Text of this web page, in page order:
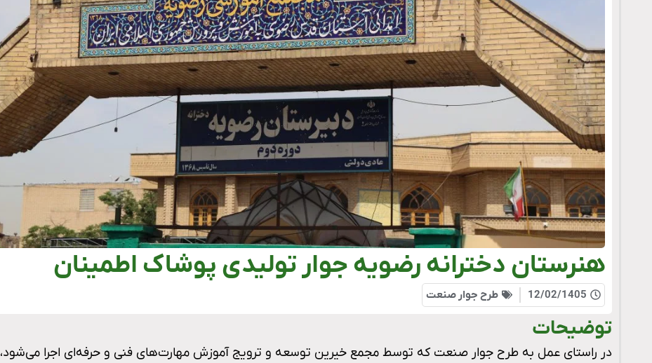
هنرستان دخترانه رضویه جوار تولیدی پوشاک اطمینان
12/02/1405 طرح جوار صنعت
توضیحات
در راستای عمل به طرح جوار صنعت که توسط مجمع خیرین توسعه و ترویج آموزش مهارت‌های فنی و حرفه‌ای اجرا می‌شود،